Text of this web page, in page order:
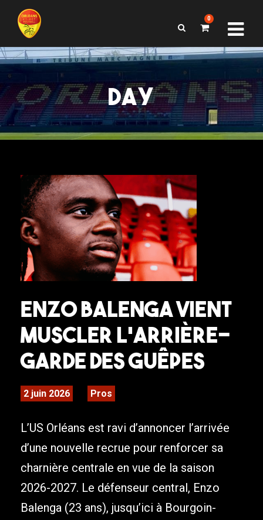
0
DAY
Enzo Balenga vient
muscler l’arrière-
garde des Guêpes
2 juin 2026 Pros
L’US Orléans est ravi d’annoncer l’arrivée
d’une nouvelle recrue pour renforcer sa
charnière centrale en vue de la saison
2026-2027. Le défenseur central, Enzo
Balenga (23 ans), jusqu’ici à Bourgoin-